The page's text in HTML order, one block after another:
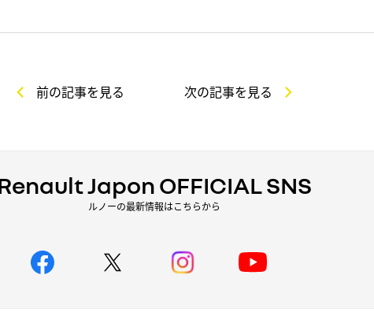
前の記事を見る 次の記事を見る
Japon OFFICIAL SNS
ルノーの最新情報はこちらから